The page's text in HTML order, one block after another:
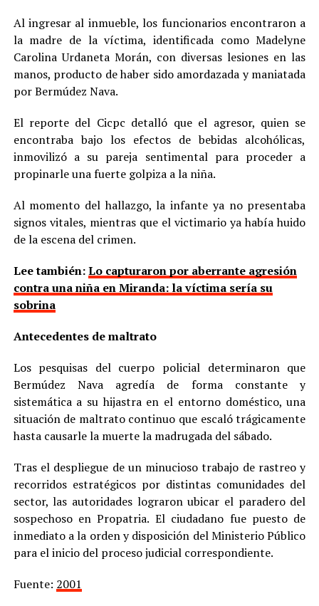
Al ingresar al inmueble, los funcionarios encontraron a
la madre de la víctima, identificada como Madelyne
Carolina Urdaneta Morán, con diversas lesiones en las
manos, producto de haber sido amordazada y maniatada
por Bermúdez Nava.
El reporte del Cicpc detalló que el agresor, quien se
encontraba bajo los efectos de bebidas alcohólicas,
inmovilizó a su pareja sentimental para proceder a
propinarle una fuerte golpiza a la niña.
Al momento del hallazgo, la infante ya no presentaba
signos vitales, mientras que el victimario ya había huido
de la escena del crimen.
Lee también:Lo capturaron por aberrante agresión
contra una niña en Miranda: la víctima sería su
sobrina
Antecedentes de maltrato
Los pesquisas del cuerpo policial determinaron que
Bermúdez Nava agredía de forma constante y
sistemática a su hijastra en el entorno doméstico, una
situación de maltrato continuo que escaló trágicamente
hasta causarle la muerte la madrugada del sábado.
Tras el despliegue de un minucioso trabajo de rastreo y
recorridos estratégicos por distintas comunidades del
sector, las autoridades lograron ubicar el paradero del
sospechoso en Propatria. El ciudadano fue puesto de
inmediato a la orden y disposición del Ministerio Público
para el inicio del proceso judicial correspondiente.
Fuente: 2001